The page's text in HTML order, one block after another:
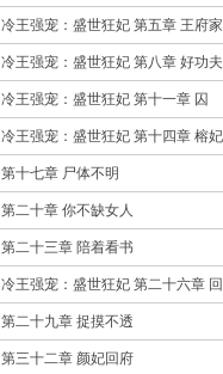
冷王强宠：盛世狂妃 第五章 王府
冷王强宠：盛世狂妃 第八章 好功夫
冷王强宠：盛世狂妃 第十一章 囚
冷王强宠：盛世狂妃 第十四章 榕妃
第十七章 尸体不明
第二十章 你不缺女人
第二十三章 陪着看书
冷王强宠：盛世狂妃 第二十六章
第二十九章 捉摸不透
第三十二章 颜妃回府